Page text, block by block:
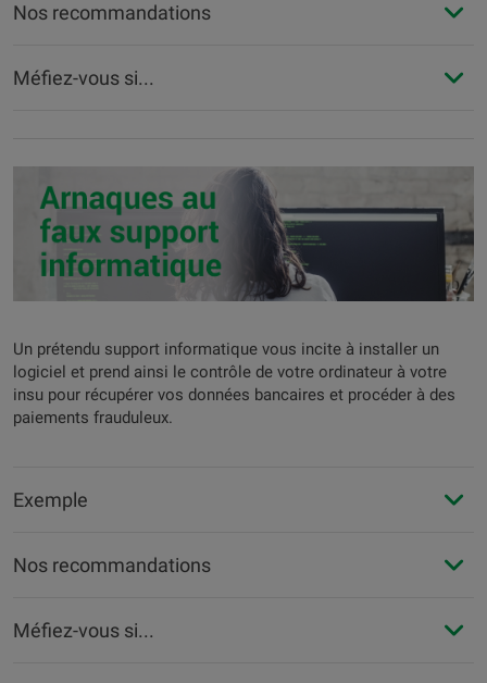
Nos recommandations
Méfiez-vous si...
Un prétendu support informatique vous incite à installer un
logiciel et prend ainsi le contrôle de votre ordinateur à votre
insu pour récupérer vos données bancaires et procéder à des
paiements frauduleux.
Exemple
Nos recommandations
Méfiez-vous si...